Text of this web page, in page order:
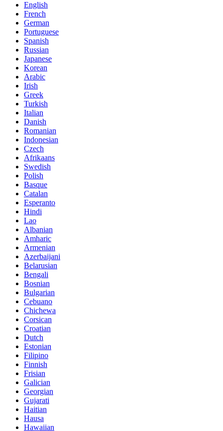
English
French
German
Portuguese
Spanish
Russian
Japanese
Korean
Arabic
Irish
Greek
Turkish
Italian
Danish
Romanian
Indonesian
Czech
Afrikaans
Swedish
Polish
Basque
Catalan
Esperanto
Hindi
Lao
Albanian
Amharic
Armenian
Azerbaijani
Belarusian
Bengali
Bosnian
Bulgarian
Cebuano
Chichewa
Corsican
Croatian
Dutch
Estonian
Filipino
Finnish
Frisian
Galician
Georgian
Gujarati
Haitian
Hausa
Hawaiian